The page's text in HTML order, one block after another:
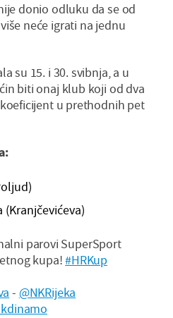
donio odluku da se od
neće igrati na jednu
su 15. i 30. svibnja, a u
biti onaj klub koji od dva
u prethodnih pet
parovi SuperSport
kupa!#HRKup
- @NKRijeka